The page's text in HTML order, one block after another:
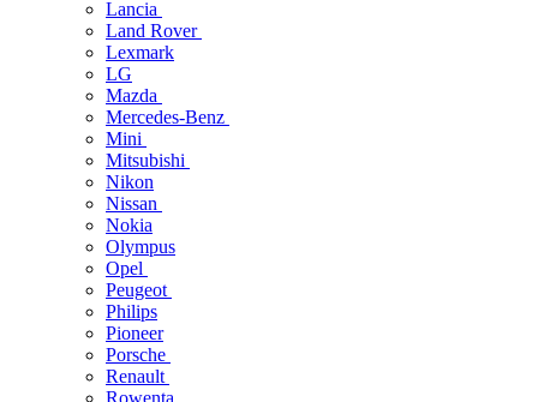
Lancia
Land Rover
Lexmark
LG
Mazda
Mercedes-Benz
Mini
Mitsubishi
Nikon
Nissan
Nokia
Olympus
Opel
Peugeot
Philips
Pioneer
Porsche
Renault